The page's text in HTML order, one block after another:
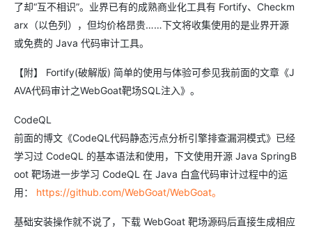
了却“互不相识”。业界已有的成熟商业化工具有 Fortify、Checkm
arx（以色列），但均价格昂贵……下文将收集使用的是业界开源
或免费的 Java 代码审计工具。
【附】 Fortify(破解版) 简单的使用与体验可参见我前面的文章《J
AVA代码审计之WebGoat靶场SQL注入》。
CodeQL
前面的博文《CodeQL代码静态污点分析引擎排查漏洞模式》已经
学习过 CodeQL 的基本语法和使用，下文使用开源 Java SpringB
oot 靶场进一步学习 CodeQL 在 Java 白盒代码审计过程中的运
用： https://github.com/WebGoat/WebGoat。
基础安装操作就不说了，下载 WebGoat 靶场源码后直接生成相应